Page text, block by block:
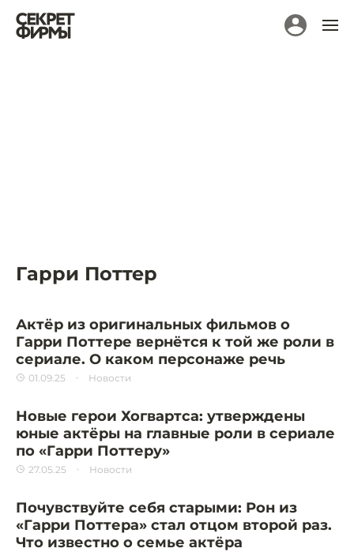
Гарри Поттер
Актёр из оригинальных фильмов о
Гарри Поттере вернётся к той же роли в
сериале. О каком персонаже речь
01.09.25 Новости
Новые герои Хогвартса: утверждены
юные актёры на главные роли в сериале
по «Гарри Поттеру»
27.05.25 Новости
Почувствуйте себя старыми: Рон из
«Гарри Поттера» стал отцом второй раз.
Что известно о семье актёра